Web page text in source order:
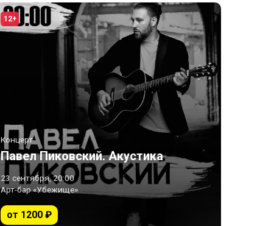
12+
Концерт
Павел Пиковский. Акустика
23 сентября, 20:00
Арт-бар «Убежище»
от 1200 ₽